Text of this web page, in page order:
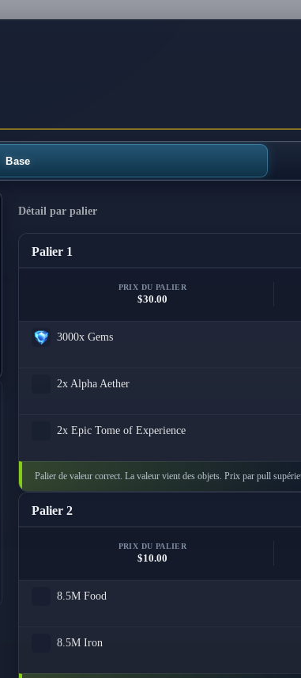
Base
Détail par palier
Palier 1
PRIX DU PALIER
$30.00
3000x Gems
2x Alpha Aether
2x Epic Tome of Experience
Palier de valeur correct. La valeur vient des objets. Prix par pull
Palier 2
PRIX DU PALIER
$10.00
8.5M Food
8.5M Iron